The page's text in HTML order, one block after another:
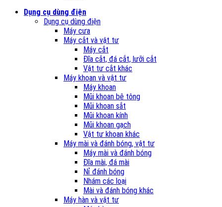
Dụng cụ dùng điện
Dụng cụ dùng điện
Máy cưa
Máy cắt và vật tư
Máy cắt
Đĩa cắt, đá cắt, lưỡi cắt
Vật tư cắt khác
Máy khoan và vật tư
Máy khoan
Mũi khoan bê tông
Mũi khoan sắt
Mũi khoan kính
Mũi khoan gạch
Vật tư khoan khác
Máy mài và đánh bóng, vật tư
Máy mài và đánh bóng
Đĩa mài, đá mài
Nỉ đánh bóng
Nhám các loại
Mài và đánh bóng khác
Máy hàn và vật tư